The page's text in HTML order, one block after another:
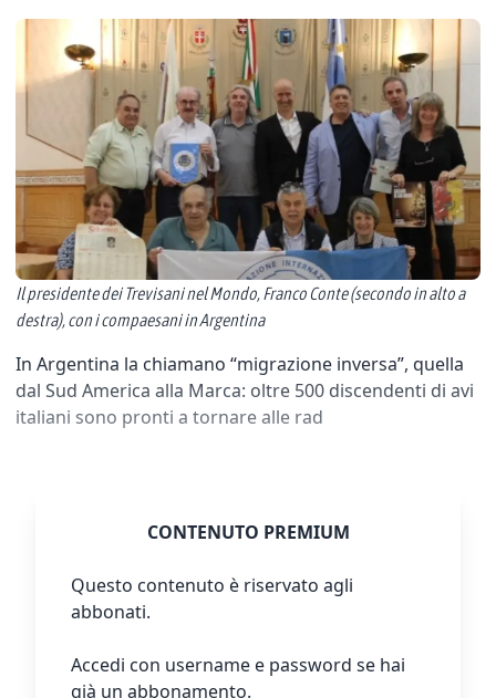
Il presidente dei Trevisani nel Mondo, Franco Conte (secondo in alto a
destra), con i compaesani in Argentina
In Argentina la chiamano “migrazione inversa”, quella
dal Sud America alla Marca: oltre 500 discendenti di avi
italiani sono pronti a tornare alle rad
CONTENUTO PREMIUM
Questo contenuto è riservato agli
abbonati.
Accedi con username e password se hai
già un abbonamento.